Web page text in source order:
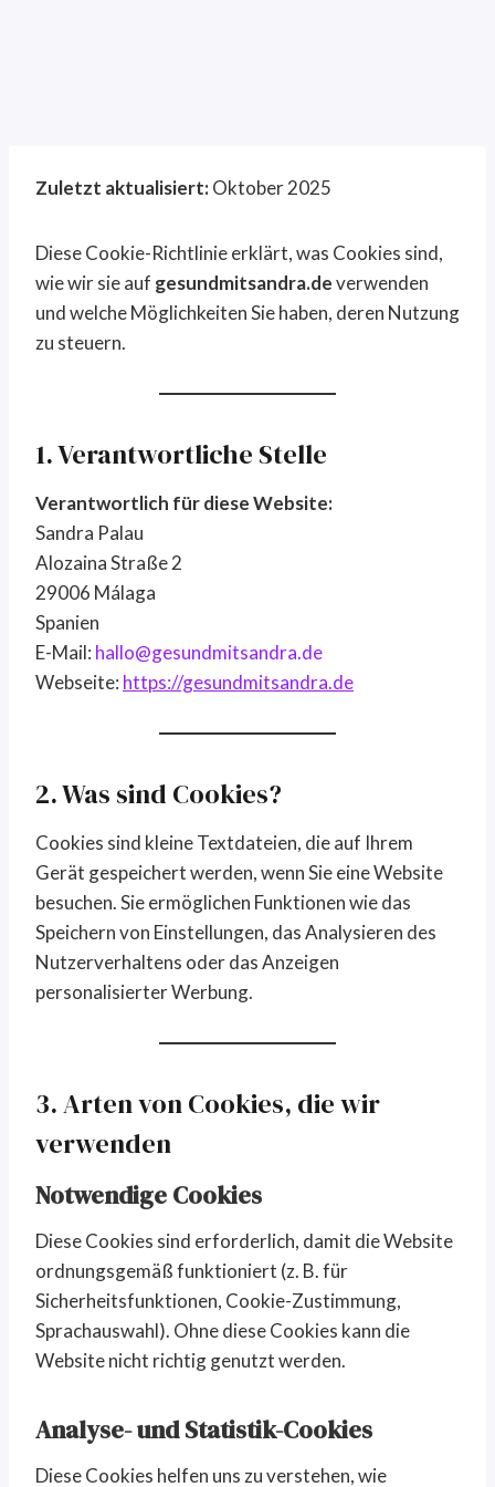
Zuletzt aktualisiert:Oktober 2025
Diese Cookie-Richtlinie erklärt, was Cookies sind,
wie wir sie auf gesundmitsandra.deverwenden
und welche Möglichkeiten Sie haben, deren Nutzung
zu steuern.
1. Verantwortliche Stelle
Verantwortlich für diese Website:
Sandra Palau
Alozaina Straße 2
29006 Málaga
Spanien
E-Mail: hallo@gesundmitsandra.de
Webseite: https://gesundmitsandra.de
2. Was sind Cookies?
Cookies sind kleine Textdateien, die auf Ihrem
Gerät gespeichert werden, wenn Sie eine Website
besuchen. Sie ermöglichen Funktionen wie das
Speichern von Einstellungen, das Analysieren des
Nutzerverhaltens oder das Anzeigen
personalisierter Werbung.
3. Arten von Cookies, die wir
verwenden
Notwendige Cookies
Diese Cookies sind erforderlich, damit die Website
ordnungsgemäß funktioniert (z. B. für
Sicherheitsfunktionen, Cookie-Zustimmung,
Sprachauswahl). Ohne diese Cookies kann die
Website nicht richtig genutzt werden.
Analyse- und Statistik-Cookies
Diese Cookies helfen uns zu verstehen, wie